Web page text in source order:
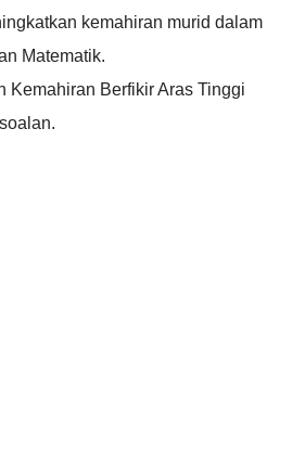
kemahiran murid dalam
Matematik.
Kemahiran Berfikir Aras Tinggi